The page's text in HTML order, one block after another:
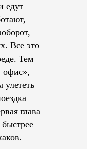
едут
Все это
Тем
офис»,
улететь
глава